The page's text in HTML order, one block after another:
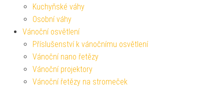
Kuchyňské váhy
Osobní váhy
Vánoční osvětlení
Příslušenství k vánočnímu osvětlení
Vánoční nano řetězy
Vánoční projektory
Vánoční řetězy na stromeček